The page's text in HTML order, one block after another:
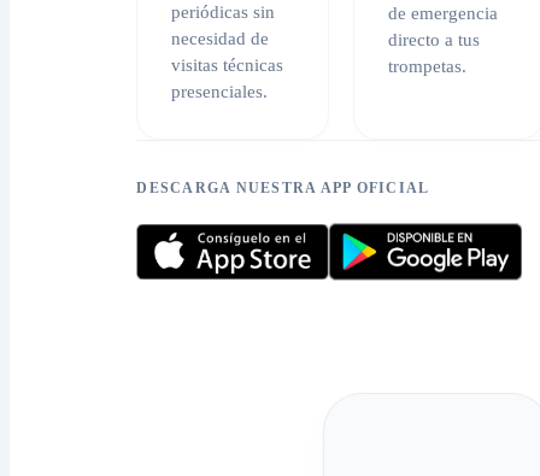
periódicas sin
necesidad de
visitas técnicas
presenciales.
de emergencia
directo a tus
trompetas.
DESCARGA NUESTRA APP OFICIAL